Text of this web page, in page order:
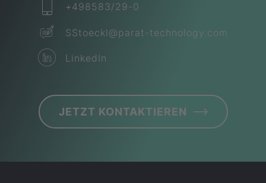
+498583/29-0
SStoeckl​@parat-technology.com
LinkedIn
JETZT KONTAKTIEREN